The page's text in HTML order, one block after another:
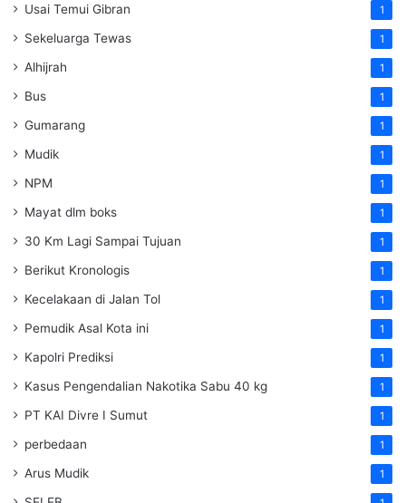
Usai Temui Gibran 1
Sekeluarga Tewas 1
Alhijrah 1
Bus 1
Gumarang 1
Mudik 1
NPM 1
Mayat dlm boks 1
30 Km Lagi Sampai Tujuan 1
Berikut Kronologis 1
Kecelakaan di Jalan Tol 1
Pemudik Asal Kota ini 1
Kapolri Prediksi 1
Kasus Pengendalian Nakotika Sabu 40 kg 1
PT KAI Divre I Sumut 1
perbedaan 1
Arus Mudik 1